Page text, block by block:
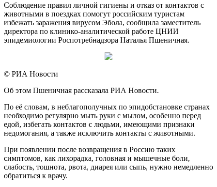
Соблюдение правил личной гигиены и отказ от контактов с
животными в поездках помогут российским туристам
избежать заражения вирусом Эбола, сообщила заместитель
директора по клинико-аналитической работе ЦНИИ
эпидемиологии Роспотребнадзора Наталья Пшеничная.
© РИА Новости
Об этом Пшеничная рассказала РИА Новости.
По её словам, в неблагополучных по эпидобстановке странах
необходимо регулярно мыть руки с мылом, особенно перед
едой, избегать контактов с людьми, имеющими признаки
недомогания, а также исключить контакты с животными.
При появлении после возвращения в Россию таких
симптомов, как лихорадка, головная и мышечные боли,
слабость, тошнота, рвота, диарея или сыпь, нужно немедленно
обратиться к врачу.